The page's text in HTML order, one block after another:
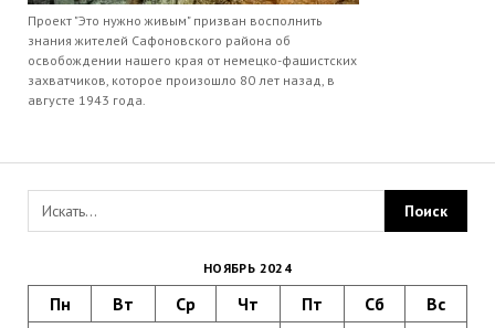
Проект "Это нужно живым" призван восполнить
знания жителей Сафоновского района об
освобождении нашего края от немецко-фашистских
захватчиков, которое произошло 80 лет назад, в
августе 1943 года.
НОЯБРЬ 2024
Пн Вт Ср Чт Пт Сб Вс